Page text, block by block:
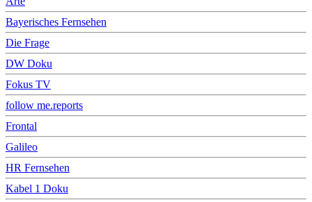
Bayerisches Fernsehen
Die Frage
DW Doku
Fokus TV
follow me.reports
Frontal
Galileo
HR Fernsehen
Kabel 1 Doku